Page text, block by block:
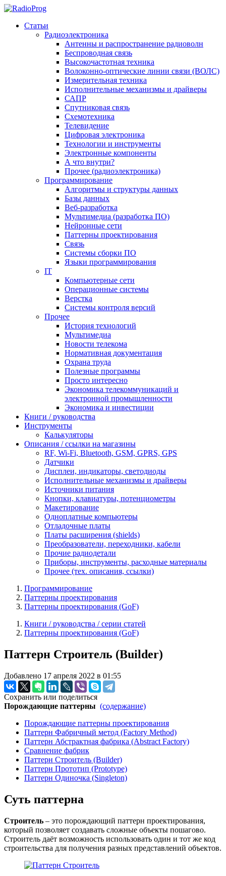
Статьи
Радиоэлектроника
Антенны и распространение радиоволн
Беспроводная связь
Высокочастотная техника
Волоконно-оптические линии связи (ВОЛС)
Измерительная техника
Исполнительные механизмы и драйверы
САПР
Спутниковая связь
Схемотехника
Телевидение
Цифровая электроника
Технологии и инструменты
Электронные компоненты
А что внутри?
Прочее (радиоэлектроника)
Программирование
Алгоритмы и структуры данных
Базы данных
Веб-разработка
Мультимедиа (разработка ПО)
Нейронные сети
Паттерны проектирования
Связь
Системы сборки ПО
Языки программирования
IT
Компьютерные сети
Операционные системы
Верстка
Системы контроля версий
Прочее
История технологий
Мультимедиа
Новости телекома
Нормативная документация
Охрана труда
Полезные программы
Просто интересно
Экономика телекоммуникаций и
электронной промышленности
Экономика и инвестиции
Книги / руководства
Инструменты
Калькуляторы
Описания / ссылки на магазины
RF, Wi-Fi, Bluetooth, GSM, GPRS, GPS
Датчики
Дисплеи, индикаторы, светодиоды
Исполнительные механизмы и драйверы
Источники питания
Кнопки, клавиатуры, потенциометры
Макетирование
Одноплатные компьютеры
Отладочные платы
Платы расширения (shields)
Преобразователи, переходники, кабели
Прочие радиодетали
Приборы, инструменты, расходные материалы
Прочее (тех. описания, ссылки)
Программирование
Паттерны проектирования
Паттерны проектирования (GoF)
Книги / руководства / серии статей
Паттерны проектирования (GoF)
Паттерн Строитель (Builder)
Добавлено 17 апреля 2022 в 01:55
Сохранить или поделиться
Порождающие паттерны (содержание)
Порождающие паттерны проектирования
Паттерн Фабричный метод (Factory Method)
Паттерн Абстрактная фабрика (Abstract Factory)
Сравнение фабрик
Паттерн Строитель (Builder)
Паттерн Прототип (Prototype)
Паттерн Одиночка (Singleton)
Суть паттерна
Строитель – это порождающий паттерн проектирования,
который позволяет создавать сложные объекты пошагово.
Строитель даёт возможность использовать один и тот же код
строительства для получения разных представлений объектов.